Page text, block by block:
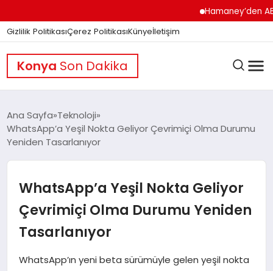
Hamaney’den
Gizlilik PolitikasıÇerez PolitikasıKünyeİletişim
Konya Son Dakika
GÜNDEM
DÜNYA
EĞITIM
Ana Sayfa Teknoloji
WhatsApp’a Yeşil Nokta Geliyor Çevrimiçi Olma Durumu
Yeniden Tasarlanıyor
WhatsApp’a Yeşil Nokta Geliyor
Çevrimiçi Olma Durumu Yeniden
Tasarlanıyor
WhatsApp’ın yeni beta sürümüyle gelen yeşil nokta